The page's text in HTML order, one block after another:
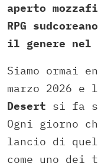
aperto
RPG
il genere nel
Siamo ormai
marzo 2026 e
Desert si fa
Ogni giorno
lancio di
come uno